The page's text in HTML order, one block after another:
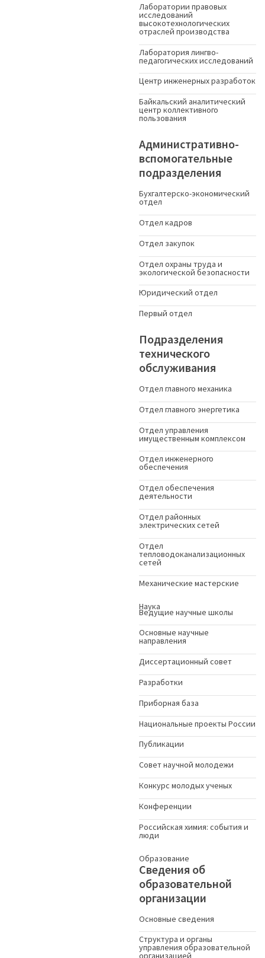
Лаборатории правовых
исследований
высокотехнологических
отраслей производства
Лаборатория лингво-
педагогических исследований
Центр инженерных разработок
Байкальский аналитический
центр коллективного
пользования
Административно-
вспомогательные
подразделения
Бухгалтерско-экономический
отдел
Отдел кадров
Отдел закупок
Отдел охраны труда и
экологической безопасности
Юридический отдел
Первый отдел
Подразделения
технического
обслуживания
Отдел главного механика
Отдел главного энергетика
Отдел управления
имущественным комплексом
Отдел инженерного
обеспечения
Отдел обеспечения
деятельности
Отдел районных
электрических сетей
Отдел
тепловодоканализационных
сетей
Механические мастерские
Наука
Ведущие научные школы
Основные научные
направления
Диссертационный совет
Разработки
Приборная база
Национальные проекты России
Публикации
Совет научной молодежи
Конкурс молодых ученыx
Конференции
Российская химия: события и
люди
Образование
Сведения об
образовательной
организации
Основные сведения
Структура и органы
управления образовательной